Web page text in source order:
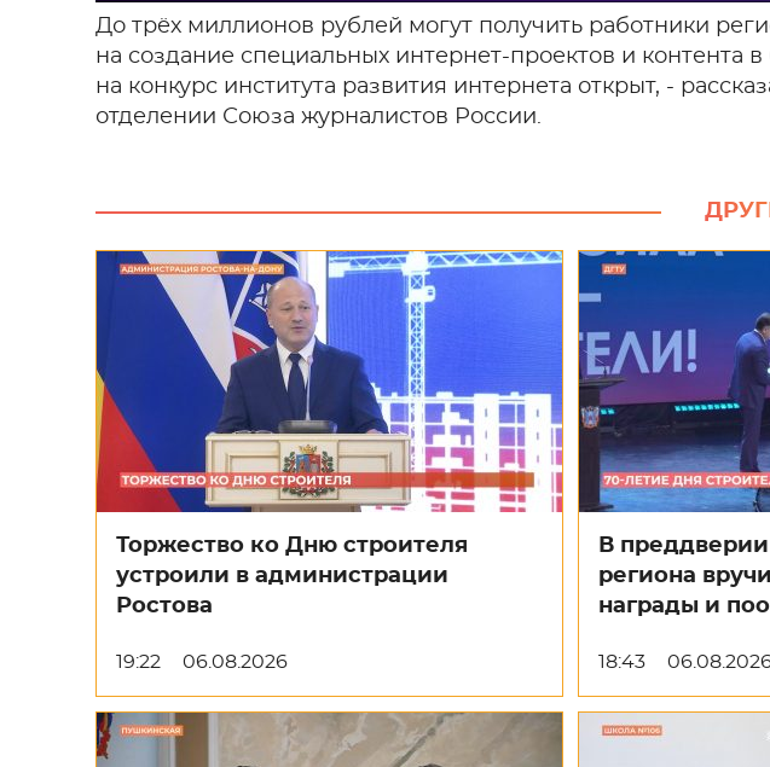
До трёх миллионов рублей могут получить работники
на создание специальных интернет-проектов и контента
на конкурс института развития интернета открыт, -
отделении Союза журналистов России.
Торжество ко Дню строителя
устроили в администрации
Ростова
19:22 06.08.2026
В
региона
награды и
18:43